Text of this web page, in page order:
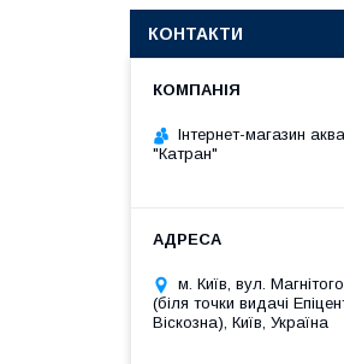
КОНТАКТИ
Інтернет-магазин
"Катран"
м. Київ, вул.
(біля точки видачі
Віскозна), Київ, Україна